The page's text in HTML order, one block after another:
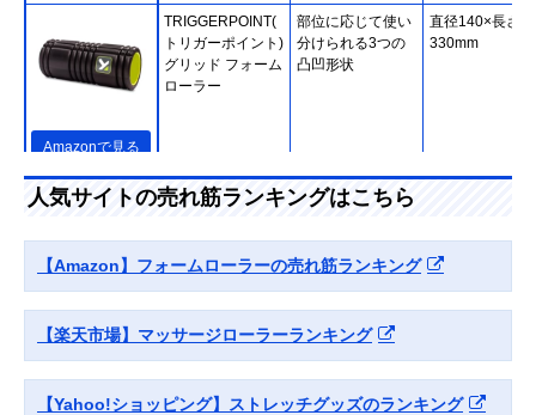
Amazonで見る
TRIGGERPOINT(
トリガーポイント)
グリッド フォーム
ローラー
部位に応じて使い
分けられる3つの
凸凹形状
直径140×長さ
330mm
Amazonで見る
エレコム
(ELECOM) ミニフ
使いやすい低めの
小さめサイズ
トリガーポイント)
コア フォームロー
ラー
軽量でやわらかい
素材を使用
人気サイトの売れ筋ランキングはこちら
【Amazon】フォームローラーの売れ筋ランキング
【楽天市場】マッサージローラーランキング
【Yahoo!ショッピング】ストレッチグッズのランキング